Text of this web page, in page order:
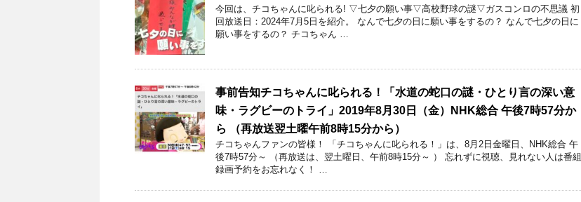
今回は、チコちゃんに叱られる! ▽七夕の願い事▽高校野球の謎▽ガスコンロの不思議 初
回放送日：2024年7月5日を紹介。 なんで七夕の日に願い事をするの？ なんで七夕の日に
願い事をするの？ チコちゃん …
事前告知チコちゃんに叱られる！「水道の蛇口の謎・ひとり言の深い意
味・ラグビーのトライ」2019年8月30日（金）NHK総合 午後7時57分か
ら （再放送翌土曜午前8時15分から）
チコちゃんファンの皆様！ 「チコちゃんに叱られる！」​は、8月2日金曜日、NHK総合 午
後7時57分～ （再放送は、翌土曜日、午前8時15分～ ） 忘れずに視聴、見れない人は番組
録画予約をお忘れなく！ …